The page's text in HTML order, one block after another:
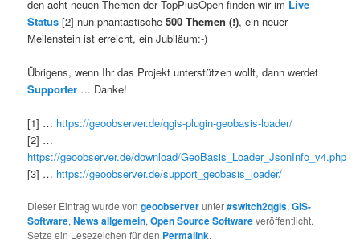
den acht neuen Themen der TopPlusOpen finden wir im Live
Status [2] nun phantastische500 Themen (!), ein neuer
Meilenstein ist erreicht, ein Jubiläum:-)
Übrigens, wenn Ihr das Projekt unterstützen wollt, dann werdet
Supporter … Danke!
[1] … https://geoobserver.de/qgis-plugin-geobasis-loader/
[2] …
https://geoobserver.de/download/GeoBasis_Loader_JsonInfo_v4.php
[3] … https://geoobserver.de/support_geobasis_loader/
Dieser Eintrag wurde vongeoobserverunter#switch2qgis,GIS-
Software,News allgemein,Open Source Softwareveröffentlicht.
Setze ein Lesezeichen für den Permalink.